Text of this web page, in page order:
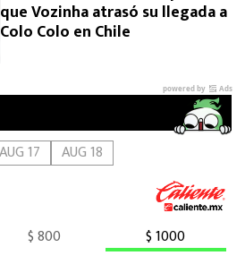
que Vozinha atrasó su llegada a
Colo Colo en Chile